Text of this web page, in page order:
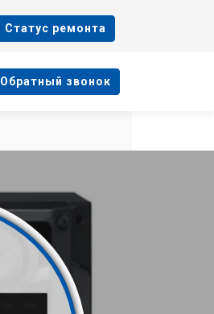
Cтатус ремонта
Oбратный звонок